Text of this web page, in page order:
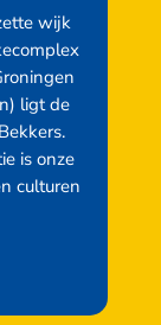
wijk
ligt de
is onze
culturen